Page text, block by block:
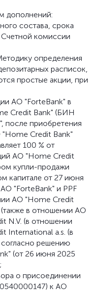
дополнений:
состава, срока
комиссии
определения
расписок,
простые акции, при
АО "ForteBank" в
Credit Bank" (БИН
после приобретения
Credit Bank"
100 % от
АО "Home Credit
купли-продажи
капитале от 27 июня
"ForteBank" и PPF
АО "Home Credit
в отношении АО
N.V. (в отношении
International a.s. (в
решению
(от 26 июня 2025
о присоединении
к АО